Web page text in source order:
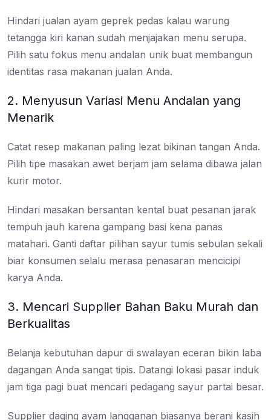
Hindari jualan ayam geprek pedas kalau warung
tetangga kiri kanan sudah menjajakan menu serupa.
Pilih satu fokus menu andalan unik buat membangun
identitas rasa makanan jualan Anda.
2. Menyusun Variasi Menu Andalan yang
Menarik
Catat resep makanan paling lezat bikinan tangan Anda.
Pilih tipe masakan awet berjam jam selama dibawa jalan
kurir motor.
Hindari masakan bersantan kental buat pesanan jarak
tempuh jauh karena gampang basi kena panas
matahari. Ganti daftar pilihan sayur tumis sebulan sekali
biar konsumen selalu merasa penasaran mencicipi
karya Anda.
3. Mencari Supplier Bahan Baku Murah dan
Berkualitas
Belanja kebutuhan dapur di swalayan eceran bikin laba
dagangan Anda sangat tipis. Datangi lokasi pasar induk
jam tiga pagi buat mencari pedagang sayur partai besar.
Supplier daging ayam langganan biasanya berani kasih